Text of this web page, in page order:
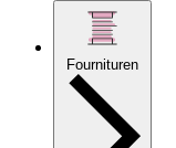
Fournituren